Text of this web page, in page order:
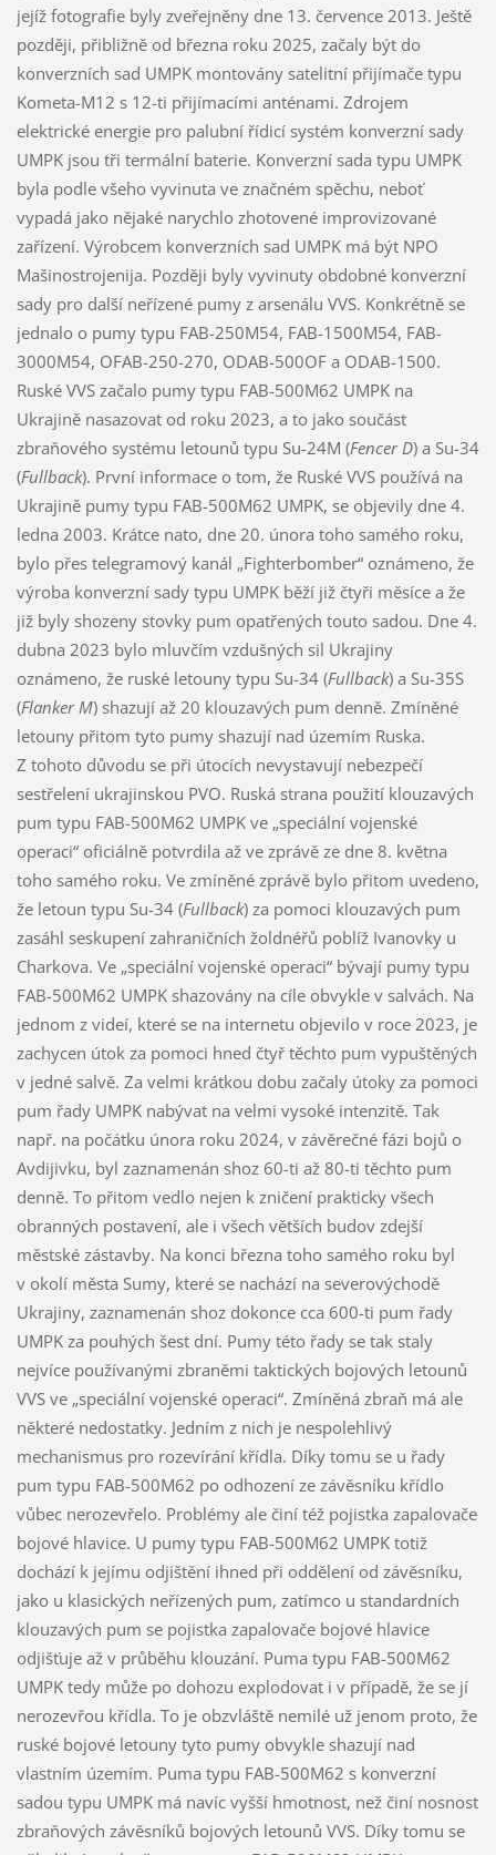
jejíž fotografie byly zveřejněny dne 13. července 2013. Ještě
později, přibližně od března roku 2025, začaly být do
konverzních sad UMPK montovány satelitní přijímače typu
Kometa-M12 s 12-ti přijímacími anténami. Zdrojem
elektrické energie pro palubní řídicí systém konverzní sady
UMPK jsou tři termální baterie. Konverzní sada typu UMPK
byla podle všeho vyvinuta ve značném spěchu, neboť
vypadá jako nějaké narychlo zhotovené improvizované
zařízení. Výrobcem konverzních sad UMPK má být NPO
Mašinostrojenija. Později byly vyvinuty obdobné konverzní
sady pro další neřízené pumy z arsenálu VVS. Konkrétně se
jednalo o pumy typu FAB-250M54, FAB-1500M54, FAB-
3000M54, OFAB-250-270, ODAB-500OF a ODAB-1500.
Ruské VVS začalo pumy typu FAB-500M62 UMPK na
Ukrajině nasazovat od roku 2023, a to jako součást
zbraňového systému letounů typu Su-24M (Fencer D) a Su-34
(Fullback). První informace o tom, že Ruské VVS používá na
Ukrajině pumy typu FAB-500M62 UMPK, se objevily dne 4.
ledna 2003. Krátce nato, dne 20. února toho samého roku,
bylo přes telegramový kanál „Fighterbomber“ oznámeno, že
výroba konverzní sady typu UMPK běží již čtyři měsíce a že
již byly shozeny stovky pum opatřených touto sadou. Dne 4.
dubna 2023 bylo mluvčím vzdušných sil Ukrajiny
oznámeno, že ruské letouny typu Su-34 (Fullback) a Su-35S
(Flanker M) shazují až 20 klouzavých pum denně. Zmíněné
letouny přitom tyto pumy shazují nad územím Ruska.
Z tohoto důvodu se při útocích nevystavují nebezpečí
sestřelení ukrajinskou PVO. Ruská strana použití klouzavých
pum typu FAB-500M62 UMPK ve „speciální vojenské
operaci“ oficiálně potvrdila až ve zprávě ze dne 8. května
toho samého roku. Ve zmíněné zprávě bylo přitom uvedeno,
že letoun typu Su-34 (Fullback) za pomoci klouzavých pum
zasáhl seskupení zahraničních žoldnéřů poblíž Ivanovky u
Charkova. Ve „speciální vojenské operaci“ bývají pumy typu
FAB-500M62 UMPK shazovány na cíle obvykle v salvách. Na
jednom z videí, které se na internetu objevilo v roce 2023, je
zachycen útok za pomoci hned čtyř těchto pum vypuštěných
v jedné salvě. Za velmi krátkou dobu začaly útoky za pomoci
pum řady UMPK nabývat na velmi vysoké intenzitě. Tak
např. na počátku února roku 2024, v závěrečné fázi bojů o
Avdijivku, byl zaznamenán shoz 60-ti až 80-ti těchto pum
denně. To přitom vedlo nejen k zničení prakticky všech
obranných postavení, ale i všech větších budov zdejší
městské zástavby. Na konci března toho samého roku byl
v okolí města Sumy, které se nachází na severovýchodě
Ukrajiny, zaznamenán shoz dokonce cca 600-ti pum řady
UMPK za pouhých šest dní. Pumy této řady se tak staly
nejvíce používanými zbraněmi taktických bojových letounů
VVS ve „speciální vojenské operaci“. Zmíněná zbraň má ale
některé nedostatky. Jedním z nich je nespolehlivý
mechanismus pro rozevírání křídla. Díky tomu se u řady
pum typu FAB-500M62 po odhození ze závěsníku křídlo
vůbec nerozevřelo. Problémy ale činí též pojistka zapalovače
bojové hlavice. U pumy typu FAB-500M62 UMPK totiž
dochází k jejímu odjištění ihned při oddělení od závěsníku,
jako u klasických neřízených pum, zatímco u standardních
klouzavých pum se pojistka zapalovače bojové hlavice
odjišťuje až v průběhu klouzání. Puma typu FAB-500M62
UMPK tedy může po dohozu explodovat i v případě, že se jí
nerozevřou křídla. To je obzvláště nemilé už jenom proto, že
ruské bojové letouny tyto pumy obvykle shazují nad
vlastním územím. Puma typu FAB-500M62 s konverzní
sadou typu UMPK má navíc vyšší hmotnost, než činí nosnost
zbraňových závěsníků bojových letounů VVS. Díky tomu se